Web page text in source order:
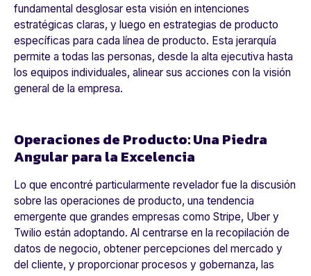
fundamental desglosar esta visión en intenciones
estratégicas claras, y luego en estrategias de producto
específicas para cada línea de producto. Esta jerarquía
permite a todas las personas, desde la alta ejecutiva hasta
los equipos individuales, alinear sus acciones con la visión
general de la empresa.
Operaciones de Producto: Una Piedra
Angular para la Excelencia
Lo que encontré particularmente revelador fue la discusión
sobre las operaciones de producto, una tendencia
emergente que grandes empresas como Stripe, Uber y
Twilio están adoptando. Al centrarse en la recopilación de
datos de negocio, obtener percepciones del mercado y
del cliente, y proporcionar procesos y gobernanza, las